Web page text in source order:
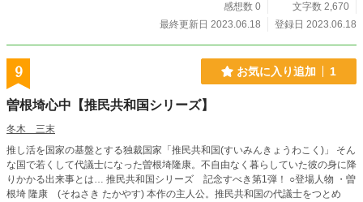
感想数 0
文字数 2,670
最終更新日 2023.06.18
登録日 2023.06.18
9 お気に入り追加 1
曽根埼心中【推民共和国シリーズ】
冬木 三末
推し活を国家の基盤とする独裁国家「推民共和国(すいみんきょうわこく)」 そん
な国で若くして代議士になった曽根埼隆康。不自由なく暮らしていた彼の身に降
りかかる出来事とは… 推民共和国シリーズ 記念すべき第1弾！ ○登場人物 ・曽
根埼 隆康 (そねさき たかやす) 本作の主人公。推民共和国の代議士をつとめ